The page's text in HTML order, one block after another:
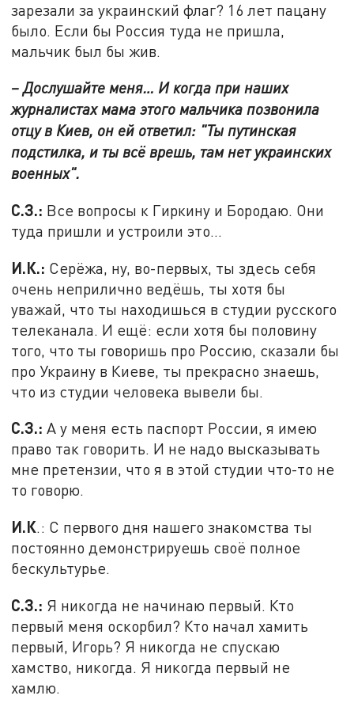
зарезали за украинский флаг? 16 лет пацану
было. Если бы Россия туда не пришла,
мальчик был бы жив.
– Дослушайте меня… И когда при наших
журналистах мама этого мальчика позвонила
отцу в Киев, он ей ответил: "Ты путинская
подстилка, и ты всё врешь, там нет украинских
военных".
С.З.: Все вопросы к Гиркину и Бородаю. Они
туда пришли и устроили это…
И.К.: Серёжа, ну, во-первых, ты здесь себя
очень неприлично ведёшь, ты хотя бы
уважай, что ты находишься в студии русского
телеканала. И ещё: если хотя бы половину
того, что ты говоришь про Россию, сказали бы
про Украину в Киеве, ты прекрасно знаешь,
что из студии человека вывели бы.
С.З.: А у меня есть паспорт России, я имею
право так говорить. И не надо высказывать
мне претензии, что я в этой студии что-то не
то говорю.
И.К.: С первого дня нашего знакомства ты
постоянно демонстрируешь своё полное
бескультурье.
С.З.: Я никогда не начинаю первый. Кто
первый меня оскорбил? Кто начал хамить
первый, Игорь? Я никогда не спускаю
хамство, никогда. Я никогда первый не
хамлю.